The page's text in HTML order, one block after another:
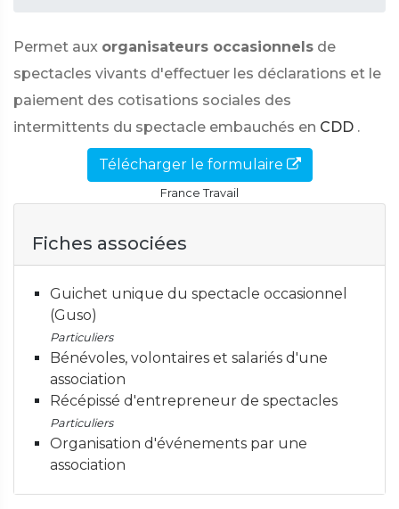
Permet aux organisateurs occasionnels de
spectacles vivants d'effectuer les déclarations et le
paiement des cotisations sociales des
intermittents du spectacle embauchés en CDD .
Télécharger le formulaire
France Travail
Fiches associées
Guichet unique du spectacle occasionnel
(Guso)
Particuliers
Bénévoles, volontaires et salariés d'une
association
Récépissé d'entrepreneur de spectacles
Particuliers
Organisation d'événements par une
association